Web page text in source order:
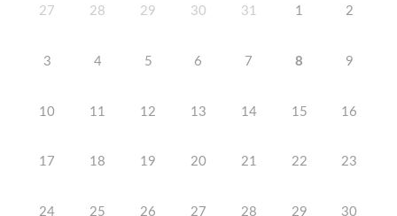
27 28 29 30 31 1 2
3 4 5 6 7 8 9
10 11 12 13 14 15 16
17 18 19 20 21 22 23
24 25 26 27 28 29 30